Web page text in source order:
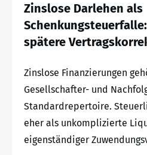
Zinslose Darlehen als
spätere
Zinslose Finanzierungen
Gesellschafter- und
Standardrepertoire.
eher als unkomplizierte
eigenständiger